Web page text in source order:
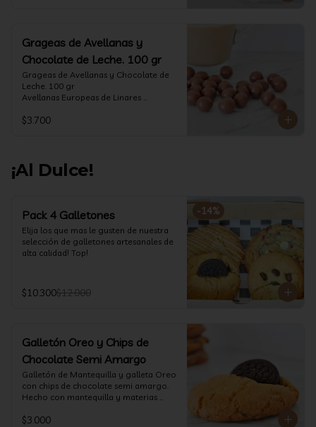
Grageas de Avellanas y
Chocolate de Leche. 100 gr
Grageas de Avellanas y Chocolate de
Leche. 100 gr
Avellanas Europeas de Linares
de leche.
$3.700
¡Al Dulce!
-14%
Pack 4 Galletones
Elija los que mas le gusten de nuestra
selección de galletones artesanales de
alta calidad! Top!
$10.300$12.000
Galletón Oreo y Chips de
Chocolate Semi Amargo
⁠Galletón de Mantequilla y galleta Oreo
con chips de chocolate semi amargo.
Hecho con mantequilla y materias
$3.000